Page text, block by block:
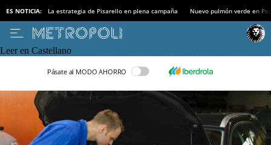
ES NOTICIA: La estrategia de Pisarello en plena campaña Nuevo pulmón verde en
Leer en Castellano
Pásate al MODO AHORRO